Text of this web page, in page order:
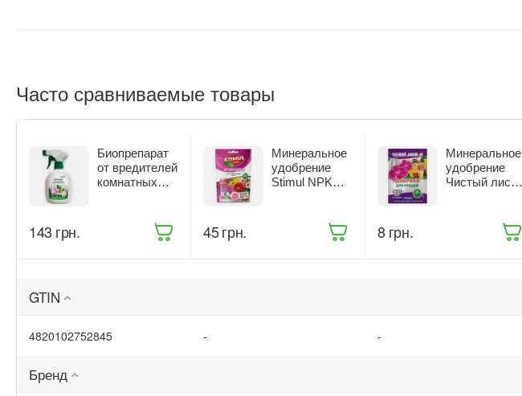
Часто сравниваемые товары
Биопрепарат
от вредителей
комнатных
спрей 300 мл
‍143‍ грн.
Минеральное
удобрение
Stimul NPK
‍45‍грн.
Минеральное
удобрение
Чистый лист
‍8‍ грн.
GTIN
4820102752845 - -
Бренд